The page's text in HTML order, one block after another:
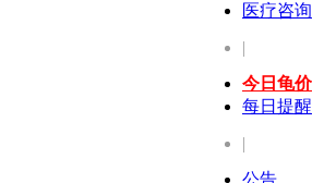
医疗咨询
|
今日龟价
每日提醒
|
公告